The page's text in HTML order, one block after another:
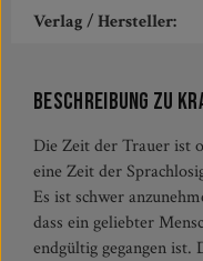
Verlag / Hersteller:
Beschreibung zu
Die Zeit der Trauer ist
eine Zeit der
Es ist schwer
dass ein geliebter
endgültig gegangen ist.
wieder zu neuer
zu finden.Anselm
formuliert in diesem
einfühlsame
ermutigende Worte,